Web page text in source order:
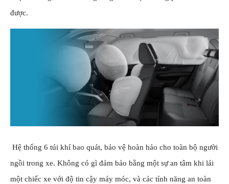
được.
Hệ thống 6 túi khí bao quát, bảo vệ hoàn hảo cho toàn bộ người
ngồi trong xe. Không có gì đảm bảo bằng một sự an tâm khi lái
một chiếc xe với độ tin cậy máy móc, và các tính năng an toàn